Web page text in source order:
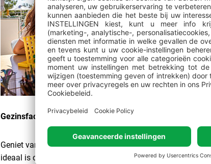
Gezinsfaciliteiten en -services
Geniet van een ontspannen gezinsvakantie aan het
ideaal is om te spelen en plezier te maken voor alle